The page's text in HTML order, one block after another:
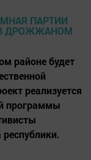
районе будет
реализуется
программы